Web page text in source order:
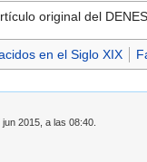
original del
en el Siglo XIX
2015, a las 08:40.